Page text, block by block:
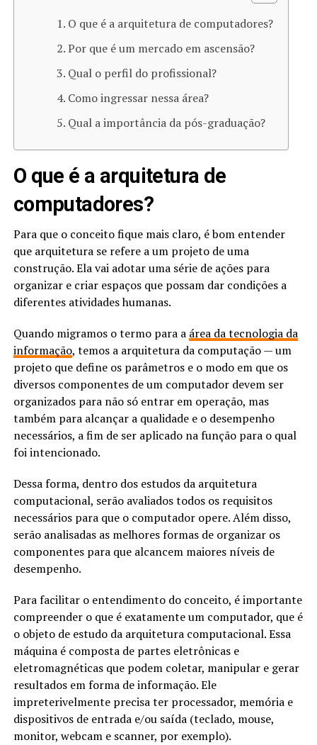
O que é a arquitetura de computadores?
Por que é um mercado em ascensão?
Qual o perfil do profissional?
Como ingressar nessa área?
Qual a importância da pós-graduação?
O que é a arquitetura de
computadores?
Para que o conceito fique mais claro, é bom entender
que arquitetura se refere a um projeto de uma
construção. Ela vai adotar uma série de ações para
organizar e criar espaços que possam dar condições a
diferentes atividades humanas.
Quando migramos o termo para a área da tecnologia da
informação, temos a arquitetura da computação — um
projeto que define os parâmetros e o modo em que os
diversos componentes de um computador devem ser
organizados para não só entrar em operação, mas
também para alcançar a qualidade e o desempenho
necessários, a fim de ser aplicado na função para o qual
foi intencionado.
Dessa forma, dentro dos estudos da arquitetura
computacional, serão avaliados todos os requisitos
necessários para que o computador opere. Além disso,
serão analisadas as melhores formas de organizar os
componentes para que alcancem maiores níveis de
desempenho.
Para facilitar o entendimento do conceito, é importante
compreender o que é exatamente um computador, que é
o objeto de estudo da arquitetura computacional. Essa
máquina é composta de partes eletrônicas e
eletromagnéticas que podem coletar, manipular e gerar
resultados em forma de informação. Ele
impreterivelmente precisa ter processador, memória e
dispositivos de entrada e/ou saída (teclado, mouse,
monitor, webcam e scanner, por exemplo).